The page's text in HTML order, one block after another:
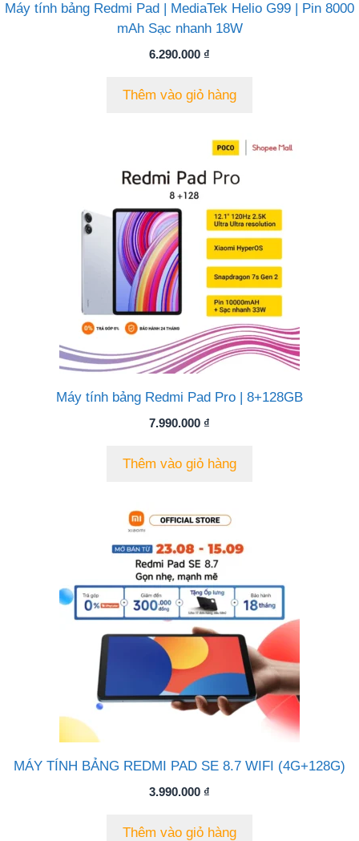
Máy tính bảng Redmi Pad | MediaTek Helio G99 | Pin 8000
mAh Sạc nhanh 18W
6.290.000 ₫
Thêm vào giỏ hàng
Máy tính bảng Redmi Pad Pro | 8+128GB
7.990.000 ₫
Thêm vào giỏ hàng
MÁY TÍNH BẢNG REDMI PAD SE 8.7 WIFI (4G+128G)
3.990.000 ₫
Thêm vào giỏ hàng